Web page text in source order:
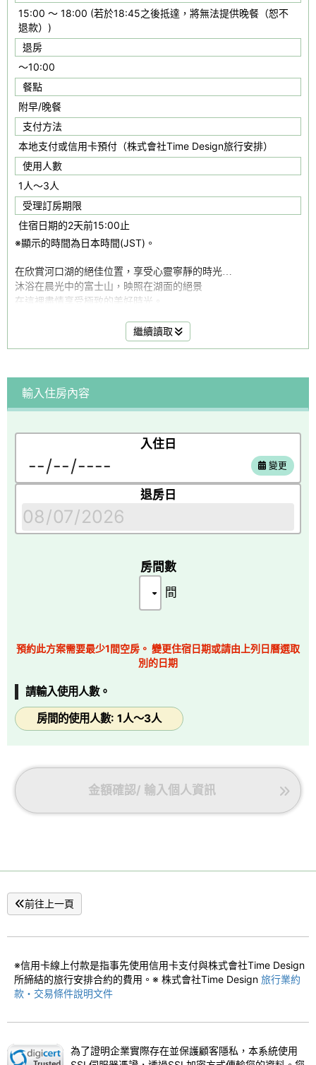
15:00 ～ 18:00 (若於18:45之後抵達，將無法提供晚餐（恕不
退款）)
退房
～10:00
餐點
附早/晚餐
支付方法
本地支付或信用卡預付（株式會社Time Design旅行安排）
使用人數
1人～3人
受理訂房期限
住宿日期的2天前15:00止
※顯示的時間為日本時間(JST)。
在欣賞河口湖的絕佳位置，享受心靈寧靜的時光…
沐浴在晨光中的富士山，映照在湖面的絕景
在這裡盡情享受極致的美好時光。
「Cotton Candy棉花糖壽喜燒」
倒入特製壽喜燒醬汁後，鮮紅的牛肉逐漸在鍋中浮現
鐵板上滋滋作響的聲音與甜香四溢的氣味令人食指大動
邀您以五感品味這道全新的壽喜燒體驗。
■富士山Cotton Candy棉花糖壽喜燒
以紅色砂糖製作的棉花糖，宛如被夕陽染紅的富士山。
■眺望河口湖與富士山美景的展望大浴場
柔和的觸感、潤澤的溫泉體驗，引領您邁向美肌的療癒之湯。
即使沒有開車，也能輕鬆入住能欣賞日本絕景的住宿。
-晚餐-
【棉花糖壽喜燒(日式和牛火鍋)】
・棉花糖壽喜燒(日式和牛火鍋)
・
・
・果凍甜點
-柴魚片拌飯
-特製生蛋拌飯
・味噌湯
・沙拉
・水果
・ 咖啡
【供應時間】7:30 / 8:00 / 8:30
繼續讀取
輸入住房內容
入住日
變更
退房日
房間數
間
預約此方案需要最少1間空房。 變更住宿日期或請由上列日曆選取
別的日期
請輸入使用人數。
房間的使用人數: 1人～3人
金額確認/ 輸入個人資訊
前往上一頁
※信用卡線上付款是指事先使用信用卡支付與株式會社Time Design
所締結的旅行安排合約的費用。※ 株式會社Time Design 旅行業約
款・交易條件說明文件
為了證明企業實際存在並保護顧客隱私，本系統使用